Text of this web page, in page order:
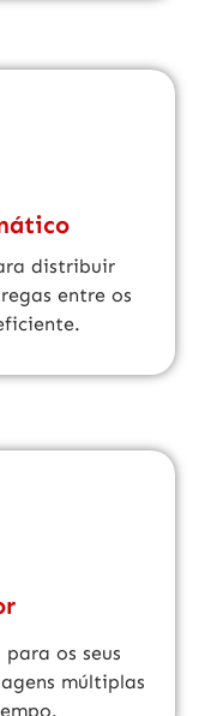
distribuir
entre os
os seus
múltiplas